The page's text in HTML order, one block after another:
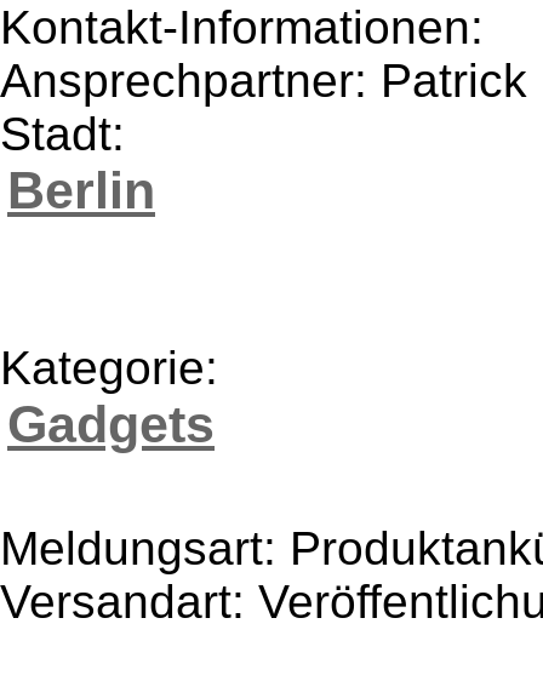
Kontakt-Informationen:
Ansprechpartner: Patrick
Stadt:
Berlin
Kategorie:
Gadgets
Meldungsart:
Versandart: